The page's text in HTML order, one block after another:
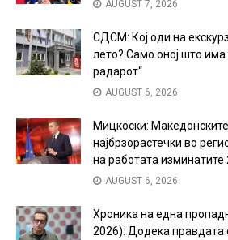
AUGUST 7, 2026
СДСМ: Кој оди на
лето? Само оној што има
радарот“
AUGUST 6, 2026
Мицкоски:
најбрзорастечки во
на работата
AUGUST 6, 2026
Хроника на една
2026): Додека правдата